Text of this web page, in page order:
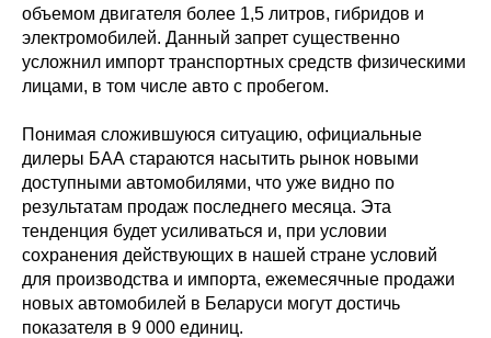
объемом двигателя более 1,5 литров, гибридов и
электромобилей. Данный запрет существенно
усложнил импорт транспортных средств физическими
лицами, в том числе авто с пробегом.
Понимая сложившуюся ситуацию, официальные
дилеры БАА стараются насытить рынок новыми
доступными автомобилями, что уже видно по
результатам продаж последнего месяца. Эта
тенденция будет усиливаться и, при условии
сохранения действующих в нашей стране условий
для производства и импорта, ежемесячные продажи
новых автомобилей в Беларуси могут достичь
показателя в 9 000 единиц.